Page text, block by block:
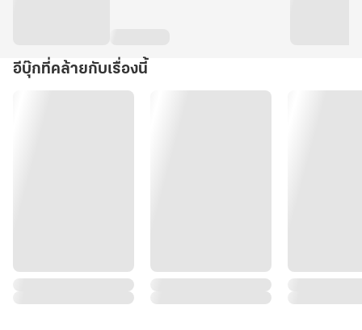
อีบุ๊กที่คล้ายกับเรื่องนี้